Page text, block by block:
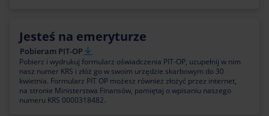
Jesteś na emeryturze
Pobieram PIT-OP
Pobierz i wydrukuj formularz oświadczenia PIT-OP, uzupełnij w nim
nasz numer KRS i złóż go w swoim urzędzie skarbowym do 30
kwietnia. Formularz PIT OP możesz również złożyć przez internet,
na stronie Ministerstwa Finansów, pamiętaj o wpisaniu naszego
numeru KRS 0000318482.